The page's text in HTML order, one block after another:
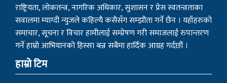
राष्ट्रियता, लोकतन्त्र, नागरिक अधिकार, सुशासन र प्रेस स्वतन्त्रताका
सवालमा म्याग्दी न्युजले कहिल्यै कसैसँग सम्झौता गर्ने छैन । यहाँहरुको
समाचार, सूचना र विचार हामीलाई सम्प्रेषण गरी समाजलाई रुपान्तरण
गर्ने हाम्रो आभियानको हिस्सा बन्न सबैमा हार्दिक आग्रह गर्दछौं ।
हाम्रो टिम